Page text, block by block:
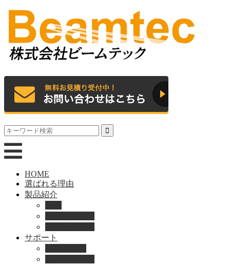
HOME
選ばれる理由
製品紹介
サポート